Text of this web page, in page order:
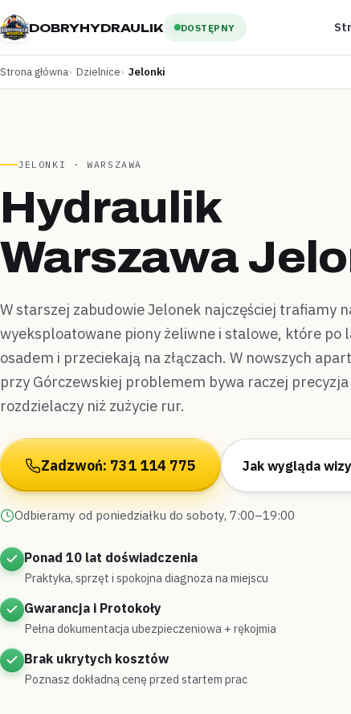
DOBRYHYDRAULIK DOSTĘPNY
Strona główna Dzielnice Jelonki
JELONKI · WARSZAWA
Hydraulik
Warszawa
W starszej zabudowie Jelonek najczęściej trafiamy
wyeksploatowane piony żeliwne i stalowe, które po
osadem i przeciekają na złączach. W nowszych
przy Górczewskiej problemem bywa raczej
rozdzielaczy niż zużycie rur.
Zadzwoń: 731 114 775 Jak wygląda
Odbieramy od poniedziałku do soboty, 7:00–19:00
Ponad 10 lat doświadczenia
Praktyka, sprzęt i spokojna diagnoza na miejscu
Gwarancja i Protokoły
Pełna dokumentacja ubezpieczeniowa + rękojmia
Brak ukrytych kosztów
Poznasz dokładną cenę przed startem prac